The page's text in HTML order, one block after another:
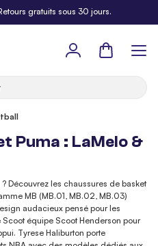
gratuits sous 30 jours.
Panier
Puma : LaMelo &
Découvrez les chaussures de basket
MB (MB.01, MB.02, MB.03)
audacieux pensé pour les
équipe Scoot Henderson pour
Tyrese Haliburton porte